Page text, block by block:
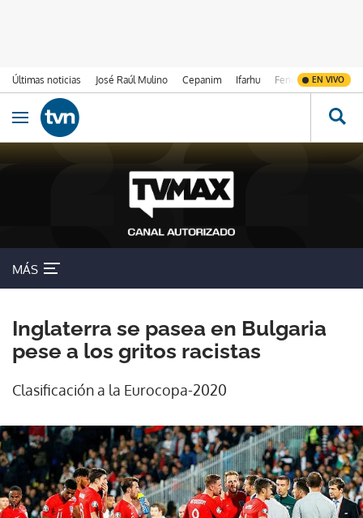
Últimas noticias José Raúl Mulino Cepanim Ifarhu Fenómeno de El
EN VIVO
Ir al contenido
Obrir navegació
MÁS
Inglaterra se pasea en Bulgaria
pese a los gritos racistas
Clasificación a la Eurocopa-2020